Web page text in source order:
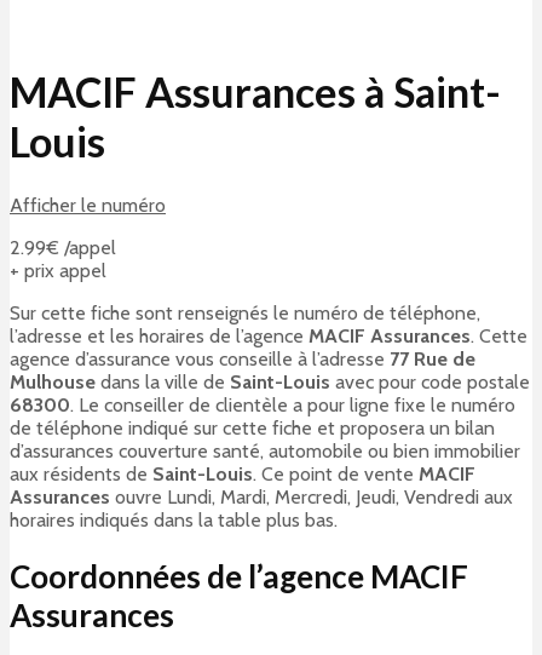
MACIF Assurances à Saint-
Louis
Afficher le numéro
2.99€ /appel
+ prix appel
Sur cette fiche sont renseignés le numéro de téléphone,
l’adresse et les horaires de l’agence MACIF Assurances. Cette
agence d’assurance vous conseille à l’adresse 77 Rue de
Mulhouse dans la ville de Saint-Louis avec pour code postale
68300. Le conseiller de clientèle a pour ligne fixe le numéro
de téléphone indiqué sur cette fiche et proposera un bilan
d’assurances couverture santé, automobile ou bien immobilier
aux résidents de Saint-Louis. Ce point de vente MACIF
Assurances ouvre Lundi, Mardi, Mercredi, Jeudi, Vendredi aux
horaires indiqués dans la table plus bas.
Coordonnées de l’agence MACIF
Assurances